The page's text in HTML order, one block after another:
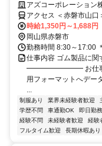
アズコーポレーショ
アクセス ＜赤磐市山
時給1,350円～1,688円
岡山県赤磐市
勤務時間 8:30～17:00
仕事内容 ゴム製品に関
━━━━━━━━ お仕事
用フォーマットへデー
...
制服あり 業界未経験者歓迎
学歴不問
車通勤OK 即日勤
経験不問
未経験者歓迎 経験
フルタイム歓迎
長期休暇あり